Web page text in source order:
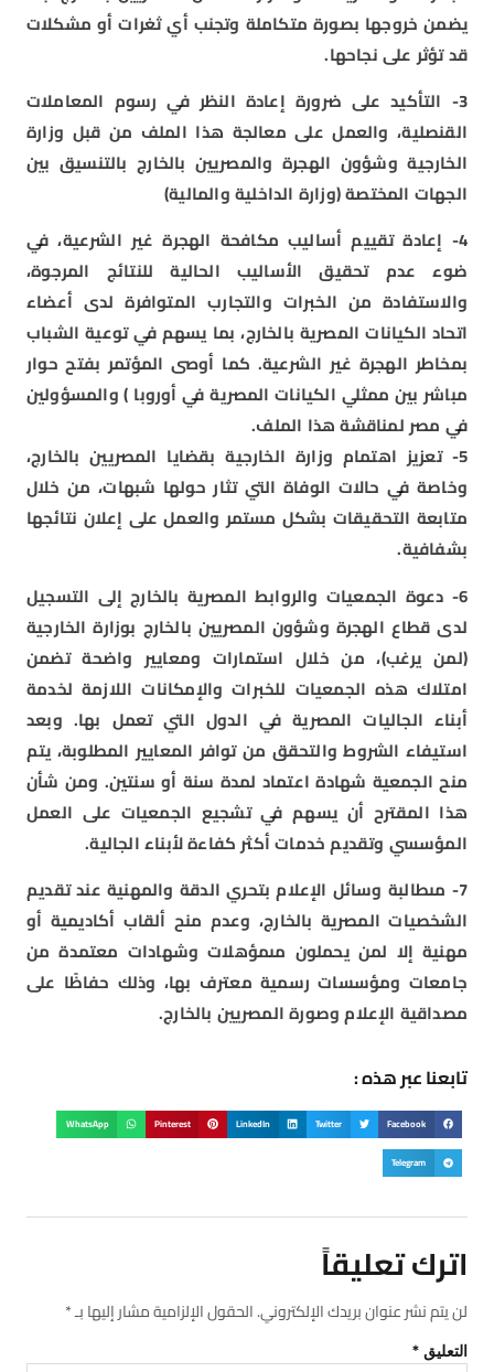
يضمن خروجها بصورة متكاملة وتجنب أي ثغرات أو مشكلات
قد تؤثر على نجاحها.
3- التأكيد على ضرورة إعادة النظر في رسوم المعاملات
القنصلية، والعمل على معالجة هذا الملف من قبل وزارة
الخارجية وشؤون الهجرة والمصريين بالخارج بالتنسيق بين
الجهات المختصة (وزارة الداخلية والمالية)
4- إعادة تقييم أساليب مكافحة الهجرة غير الشرعية، في
ضوء عدم تحقيق الأساليب الحالية للنتائج المرجوة،
والاستفادة من الخبرات والتجارب المتوافرة لدى أعضاء
اتحاد الكيانات المصرية بالخارج، بما يسهم في توعية الشباب
بمخاطر الهجرة غير الشرعية. كما أوصى المؤتمر بفتح حوار
مباشر بين ممثلي الكيانات المصرية في أوروبا ) والمسؤولين
في مصر لمناقشة هذا الملف.
5- تعزيز اهتمام وزارة الخارجية بقضايا المصريين بالخارج،
وخاصة في حالات الوفاة التي تثار حولها شبهات، من خلال
متابعة التحقيقات بشكل مستمر والعمل على إعلان نتائجها
بشفافية.
6- دعوة الجمعيات والروابط المصرية بالخارج إلى التسجيل
لدى قطاع الهجرة وشؤون المصريين بالخارج بوزارة الخارجية
(لمن يرغب)، من خلال استمارات ومعايير واضحة تضمن
امتلاك هذه الجمعيات للخبرات والإمكانات اللازمة لخدمة
أبناء الجاليات المصرية في الدول التي تعمل بها. وبعد
استيفاء الشروط والتحقق من توافر المعايير المطلوبة، يتم
منح الجمعية شهادة اعتماد لمدة سنة أو سنتين. ومن شأن
هذا المقترح أن يسهم في تشجيع الجمعيات على العمل
المؤسسي وتقديم خدمات أكثر كفاءة لأبناء الجالية.
7- مىطالبة وسائل الإعلام بتحري الدقة والمهنية عند تقديم
الشخصيات المصرية بالخارج، وعدم منح ألقاب أكاديمية أو
مهنية إلا لمن يحملون مىمؤهلات وشهادات معتمدة من
جامعات ومؤسسات رسمية معترف بها، وذلك حفاظًا على
مصداقية الإعلام وصورة المصريين بالخارج.
تابعنا عبر هذه :
Facebook
Twitter
LinkedIn
Pinterest
WhatsApp
Telegram
اترك تعليقاً
لن يتم نشر عنوان بريدك الإلكتروني.الحقول الإلزامية مشار إليها بـ*
التعليق *